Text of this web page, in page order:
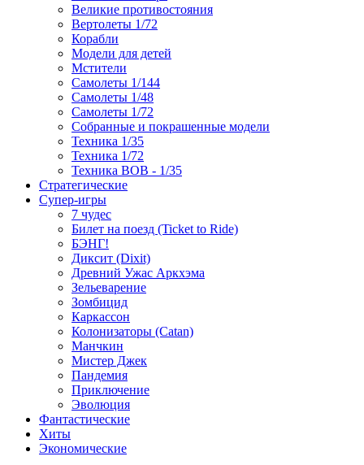
Великие противостояния
Вертолеты 1/72
Корабли
Модели для детей
Мстители
Самолеты 1/144
Самолеты 1/48
Самолеты 1/72
Собранные и покрашенные модели
Техника 1/35
Техника 1/72
Техника ВОВ - 1/35
Стратегические
Супер-игры
7 чудес
Билет на поезд (Ticket to Ride)
БЭНГ!
Диксит (Dixit)
Древний Ужас Аркхэма
Зельеварение
Зомбицид
Каркассон
Колонизаторы (Catan)
Манчкин
Мистер Джек
Пандемия
Приключение
Эволюция
Фантастические
Хиты
Экономические